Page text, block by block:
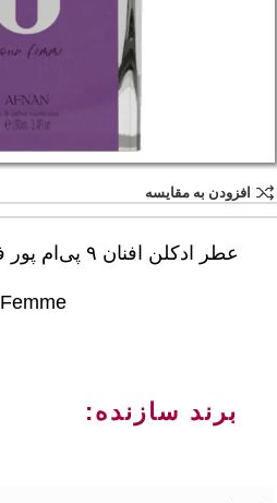
افزودن به مقایسه
Femme
برند سازنده: